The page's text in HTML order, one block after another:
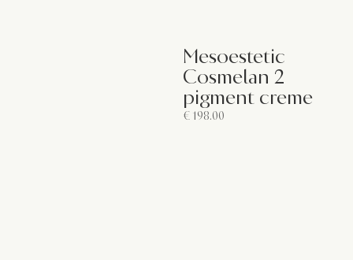
Mesoestetic
Cosmelan 2
pigment creme
€ 198.00